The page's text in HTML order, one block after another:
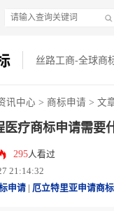
丝路工商-全球商
讯中心 > 商标申请 > 文
医疗商标申请需要
295人看过
21:14:32
申请 厄立特里亚申请商标